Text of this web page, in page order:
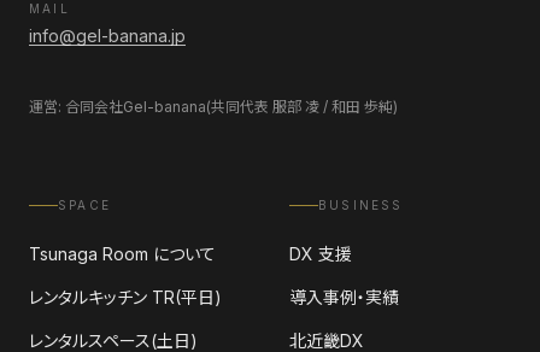
MAIL
info@gel-banana.jp
運営: 合同会社Gel-banana(共同代表 服部 凌 / 和田 歩純)
SPACE
Tsunaga Room について
レンタルキッチン TR(平日)
レンタルスペース(土日)
BUSINESS
DX 支援
導入事例・実績
北近畿DX